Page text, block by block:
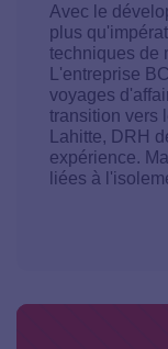
Avec le
plus
techniques de
L'entreprise
voyages
transition vers
Lahitte, DRH
expérience.
liées à